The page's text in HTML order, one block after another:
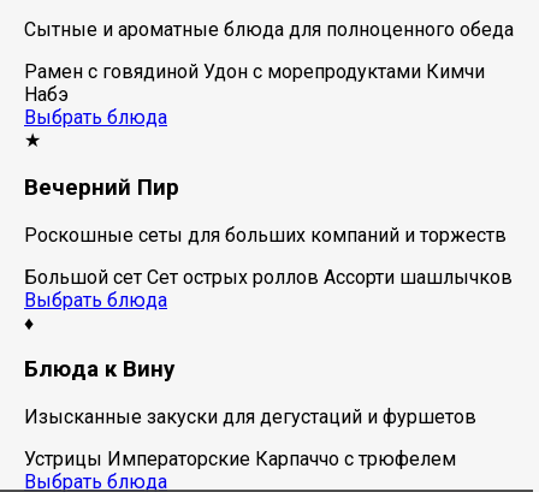
Сытные и ароматные блюда для полноценного обеда
Рамен с говядиной Удон с морепродуктами Кимчи
Набэ
Выбрать блюда
★
Вечерний Пир
Роскошные сеты для больших компаний и торжеств
Большой сет Сет острых роллов Ассорти шашлычков
Выбрать блюда
♦
Блюда к Вину
Изысканные закуски для дегустаций и фуршетов
Устрицы Императорские Карпаччо с трюфелем
Выбрать блюда